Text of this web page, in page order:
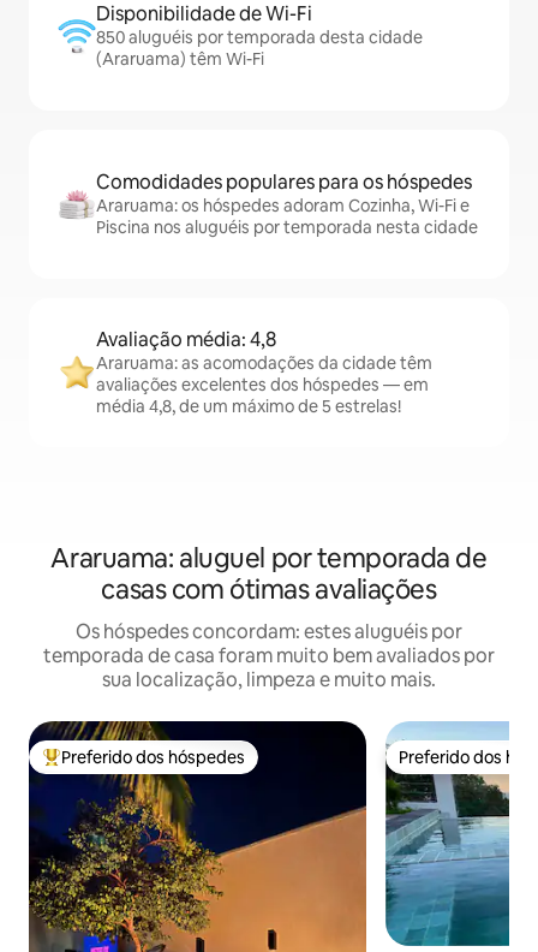
Disponibilidade de Wi-Fi
850 aluguéis por temporada desta cidade
(Araruama) têm Wi-Fi
Comodidades populares para os hóspedes
Araruama: os hóspedes adoram Cozinha, Wi-Fi e
Piscina nos aluguéis por temporada nesta cidade
Avaliação média: 4,8
Araruama: as acomodações da cidade têm
avaliações excelentes dos hóspedes — em
média 4,8, de um máximo de 5 estrelas!
Araruama: aluguel por temporada de
casas com ótimas avaliações
Os hóspedes concordam: estes aluguéis por
temporada de casa foram muito bem avaliados por
sua localização, limpeza e muito mais.
Entre os melhores preferidos dos hóspedes
Preferido dos hóspedes Preferido dos
Preferido dos